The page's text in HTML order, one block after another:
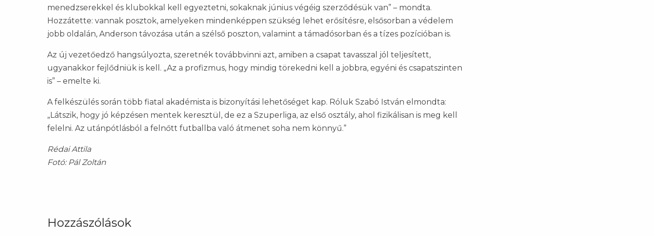
menedzserekkel és klubokkal kell egyeztetni, sokaknak június végéig szerződésük van” – mondta.
Hozzátette: vannak posztok, amelyeken mindenképpen szükség lehet erősítésre, elsősorban a védelem
jobb oldalán, Anderson távozása után a szélső poszton, valamint a támadósorban és a tízes pozícióban is.
Az új vezetőedző hangsúlyozta, szeretnék továbbvinni azt, amiben a csapat tavasszal jól teljesített,
ugyanakkor fejlődniük is kell. „Az a profizmus, hogy mindig törekedni kell a jobbra, egyéni és csapatszinten
is” – emelte ki.
A felkészülés során több fiatal akadémista is bizonyítási lehetőséget kap. Róluk Szabó István elmondta:
„Látszik, hogy jó képzésen mentek keresztül, de ez a Szuperliga, az első osztály, ahol fizikálisan is meg kell
felelni. Az utánpótlásból a felnőtt futballba való átmenet soha nem könnyű.”
Rédai Attila
Fotó: Pál Zoltán
Hozzászólások